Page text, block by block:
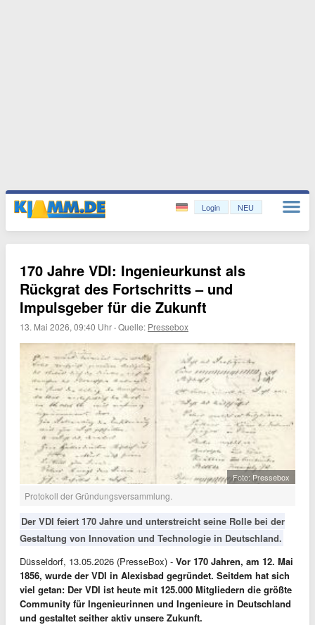
Login NEU
170 Jahre VDI: Ingenieurkunst als
Rückgrat des Fortschritts – und
Impulsgeber für die Zukunft
13. Mai 2026, 09:40 Uhr ·Quelle: Pressebox
Foto: Pressebox
Protokoll der Gründungsversammlung.
Der VDI feiert 170 Jahre und unterstreicht seine Rolle bei der
Gestaltung von Innovation und Technologie in Deutschland.
Düsseldorf, 13.05.2026 (PresseBox) - Vor 170 Jahren, am 12. Mai
1856, wurde der VDI in Alexisbad gegründet. Seitdem hat sich
viel getan: Der VDI ist heute mit 125.000 Mitgliedern die größte
Community für Ingenieurinnen und Ingenieure in Deutschland
und gestaltet seither aktiv unsere Zukunft.